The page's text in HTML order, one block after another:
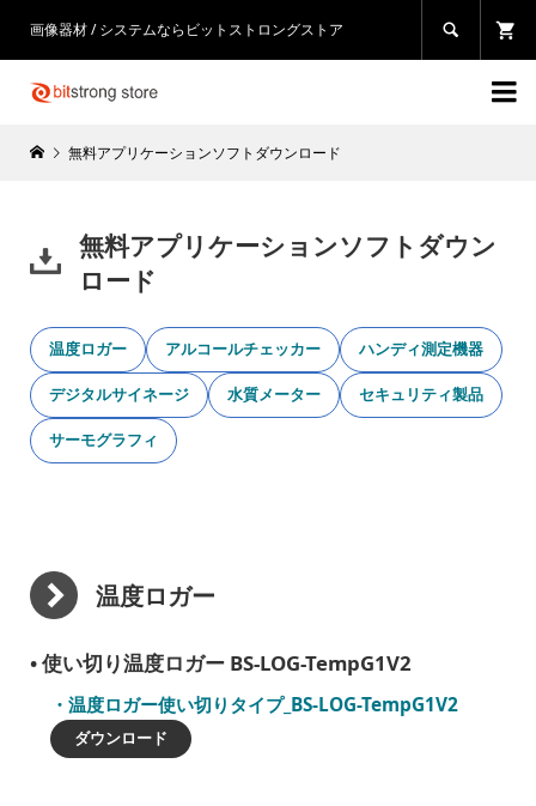
画像器材 / システムならビットストロングストア 

無料アプリケーションソフトダウンロード
無料アプリケーションソフトダウン
ロード
温度ロガー アルコールチェッカー ハンディ測定機器
デジタルサイネージ 水質メーター セキュリティ製品
サーモグラフィ
温度ロガー
使い切り温度ロガー BS-LOG-TempG1V2
温度ロガー使い切りタイプ_BS-LOG-TempG1V2
ダウンロード